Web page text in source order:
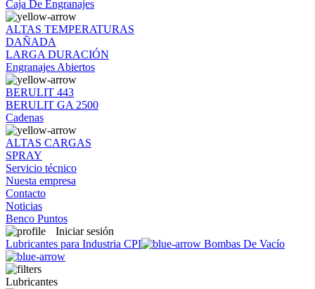
Caja De Engranajes
ALTAS TEMPERATURAS
DAÑADA
LARGA DURACIÓN
Engranajes Abiertos
BERULIT 443
BERULIT GA 2500
Cadenas
ALTAS CARGAS
SPRAY
Servicio técnico
Nuesta empresa
Contacto
Noticias
Benco Puntos
Iniciar sesión
Lubricantes para Industria CPI
Bombas De Vacío
Lubricantes